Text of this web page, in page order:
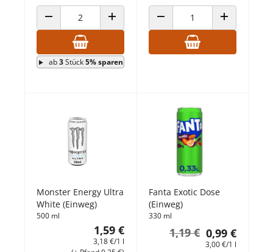
ANZAHL VERRINGERNANZAHL ERHÖHEN
ab3Stück5% sparen
ANZAHL VERRINGERNANZAHL
Monster Energy Ultra
White (Einweg)
500 ml
1,59 €
3,18 €/1 l
Fanta Exotic Dose
(Einweg)
330 ml
0,99 €
1,19 €
3,00 €/1 l